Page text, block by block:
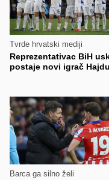
Tvrde hrvatski mediji
Reprezentativac BiH
postaje novi igrač
Barca ga silno želi